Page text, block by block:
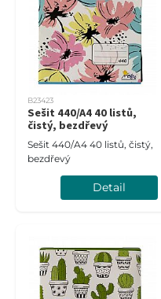
B23423
Sešit 440/A4 40 listů,
čistý, bezdřevý
Sešit 440/A4 40 listů, čistý,
bezdřevý
Detail